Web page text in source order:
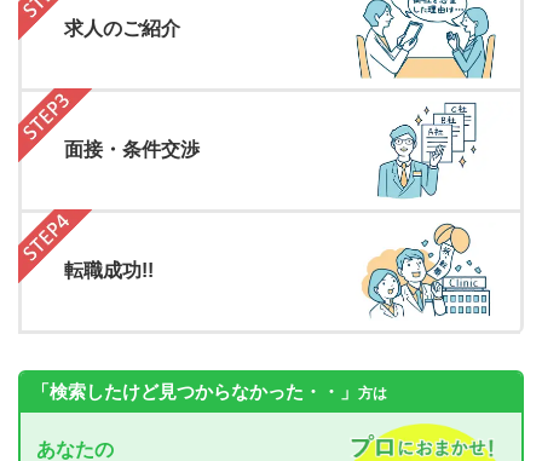
求人のご紹介
面接・条件交渉
転職成功!!
「検索したけど見つからなかった・・」 方は
あなたの